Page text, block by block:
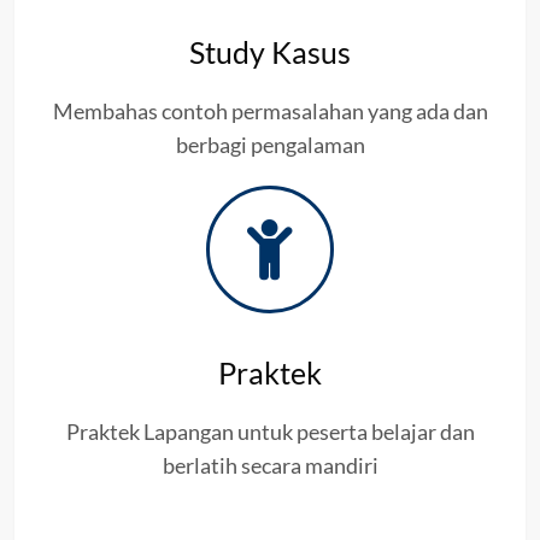
Study Kasus
Membahas contoh permasalahan yang ada dan
berbagi pengalaman
Praktek
Praktek Lapangan untuk peserta belajar dan
berlatih secara mandiri